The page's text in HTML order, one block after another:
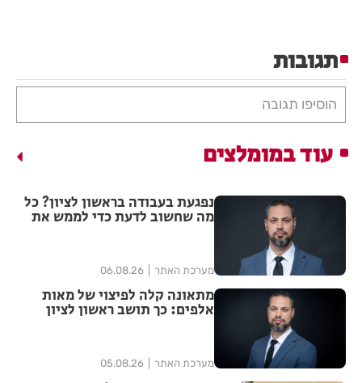
תגובות
הוסיפו תגובה
עוד במומלצים
נפגעת בעבודה בראשון לציון? כל
מה שחשוב לדעת כדי לממש את
מערכת האתר 06.08.26
מתאונה קלה לפיצוי של מאות
אלפים: כך תושב ראשון לציון
מערכת האתר 05.08.26